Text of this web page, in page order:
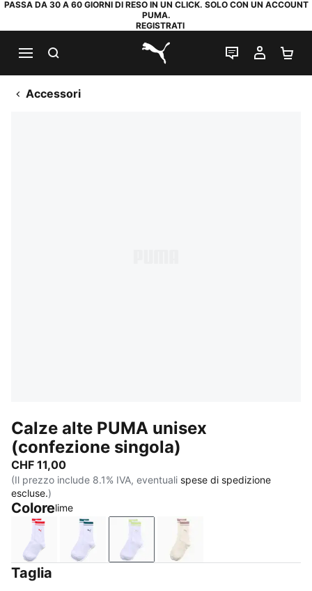
PASSA DA 30 A 60 GIORNI DI RESO IN UN CLICK. SOLO CON UN ACCOUNT
PUMA.
REGISTRATI
PUMA.com
CHAT IL MIO
Accessori
Calze alte PUMA unisex
(confezione singola)
CHF 11,00
(Il prezzo include 8.1% IVA, eventuali spese di spedizione
escluse.)
Colorelime
white / flame orange
petrol greenlime beige
Taglia